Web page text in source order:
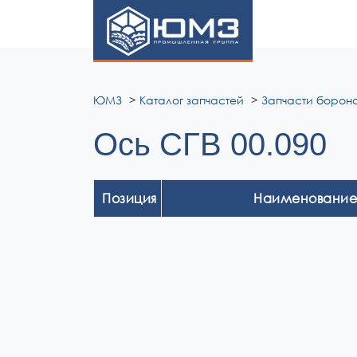
ЮМЗ Каталог запчастей Запчасти
Ось СГВ 00.090
Позиция Наименование